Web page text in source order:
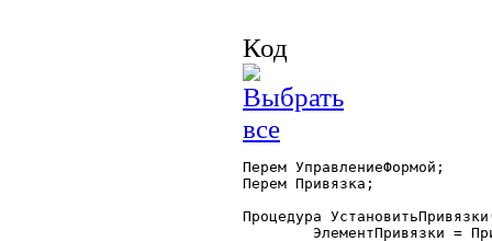
Код
Перем УправлениеФормой;
Перем Привязка;
Процедура